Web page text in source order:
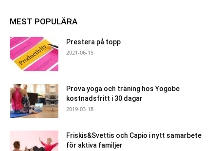
MEST POPULÄRA
Prestera på topp
2021-06-15
Prova yoga och träning hos Yogobe
kostnadsfritt i 30 dagar
2019-03-18
Friskis&Svettis och Capio i nytt samarbete
för aktiva familjer